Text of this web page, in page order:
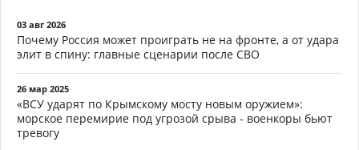
03 авг 2026
Почему Россия может проиграть не на фронте, а от удара
элит в спину: главные сценарии после СВО
26 мар 2025
«ВСУ ударят по Крымскому мосту новым оружием»:
морское перемирие под угрозой срыва - военкоры бьют
тревогу